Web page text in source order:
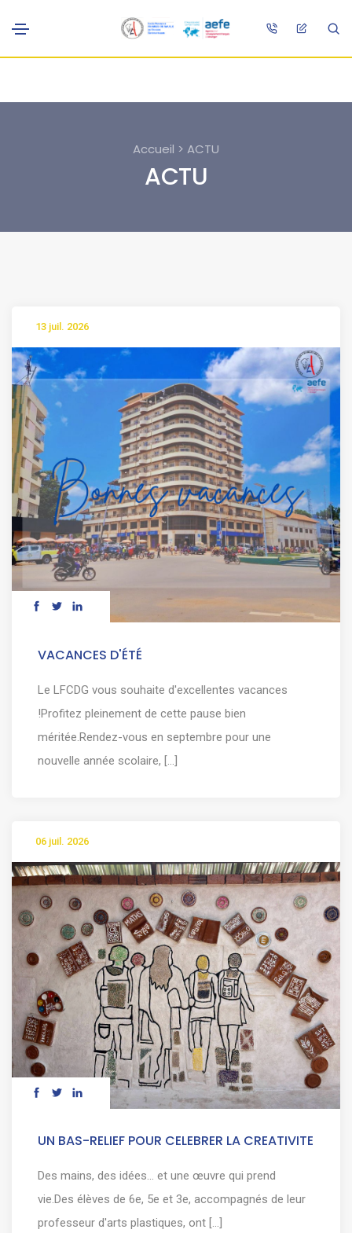
Accueil > ACTU
ACTU
13 juil. 2026
VACANCES D'ÉTÉ
Le LFCDG vous souhaite d'excellentes vacances
!Profitez pleinement de cette pause bien
méritée.Rendez-vous en septembre pour une
nouvelle année scolaire, [...]
06 juil. 2026
UN BAS-RELIEF POUR CELEBRER LA CREATIVITE
Des mains, des idées… et une œuvre qui prend
vie.Des élèves de 6e, 5e et 3e, accompagnés de leur
professeur d'arts plastiques, ont [...]